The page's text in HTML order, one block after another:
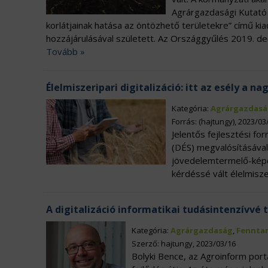
Agrárgazdasági
korlátjainak hatása az öntözhető területekre” című
hozzájárulásával született. Az Országgyűlés 2019.
Tovább »
Élelmiszeripari digitalizáció: itt az esély a
Kategória:
Forrás: (hajtungy), 2023/
Jelentős fejlesztési
(DÉS)
jövedelemtermelő-
kérdéssé vált
A digitalizáció informatikai tudásintenzívvé
Kategória: Agrárgazdaság,
Szerző: hajtungy, 2023/03/16
Bolyki Bence, az Agroinform